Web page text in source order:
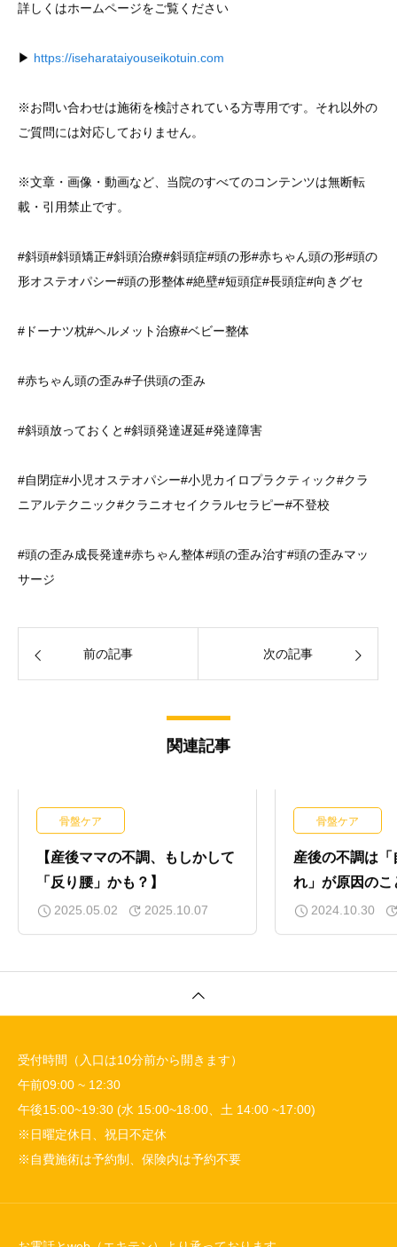
詳しくはホームページをご覧ください
▶︎ https://iseharataiyouseikotuin.com
※お問い合わせは施術を検討されている方専用です。それ以外の
ご質問には対応しておりません。
※文章・画像・動画など、当院のすべてのコンテンツは無断転
載・引用禁止です。
#斜頭#斜頭矯正#斜頭治療#斜頭症#頭の形#赤ちゃん頭の形#頭の
形オステオパシー#頭の形整体#絶壁#短頭症#長頭症#向きグセ
#ドーナツ枕#ヘルメット治療#ベビー整体
#赤ちゃん頭の歪み#子供頭の歪み
#斜頭放っておくと#斜頭発達遅延#発達障害
#自閉症#小児オステオパシー#小児カイロプラクティック#クラ
ニアルテクニック#クラニオセイクラルセラピー#不登校
#頭の歪み成長発達#赤ちゃん整体#頭の歪み治す#頭の歪みマッ
サージ
前の記事 次の記事
関連記事
骨盤ケア
【産後ママの不調、もしかして
「反り腰」かも？】
2025.05.02 2025.10.07
骨盤ケア
産後の不調は
れ」が原因のこ
2024.10.30
受付時間（入口は10分前から開きます）
午前09:00 ~ 12:30
午後15:00~19:30 (水 15:00~18:00、土 14:00 ~17:00)
※日曜定休日、祝日不定休
※自費施術は予約制、保険内は予約不要